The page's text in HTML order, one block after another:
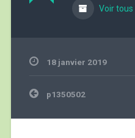
Voir
18 janvier 2019
Navigation
de
p1350502